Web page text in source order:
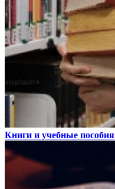
Книги и учебные пособия